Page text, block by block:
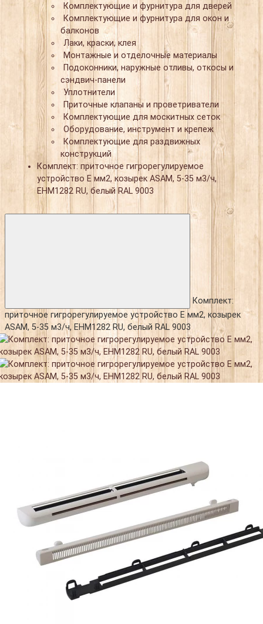
Комплектующие и фурнитура для дверей
Комплектующие и фурнитура для окон и
балконов
Лаки, краски, клея
Монтажные и отделочные материалы
Подоконники, наружные отливы, откосы и
сэндвич-панели
Уплотнители
Приточные клапаны и проветриватели
Комплектующие для москитных сеток
Оборудование, инструмент и крепеж
Комплектующие для раздвижных
конструкций
Комплект: приточное гигрорегулируемое
устройство E мм2, козырек ASAM, 5-35 м3/ч,
EHM1282 RU, белый RAL 9003
Комплект:
приточное гигрорегулируемое устройство E мм2, козырек
ASAM, 5-35 м3/ч, EHM1282 RU, белый RAL 9003